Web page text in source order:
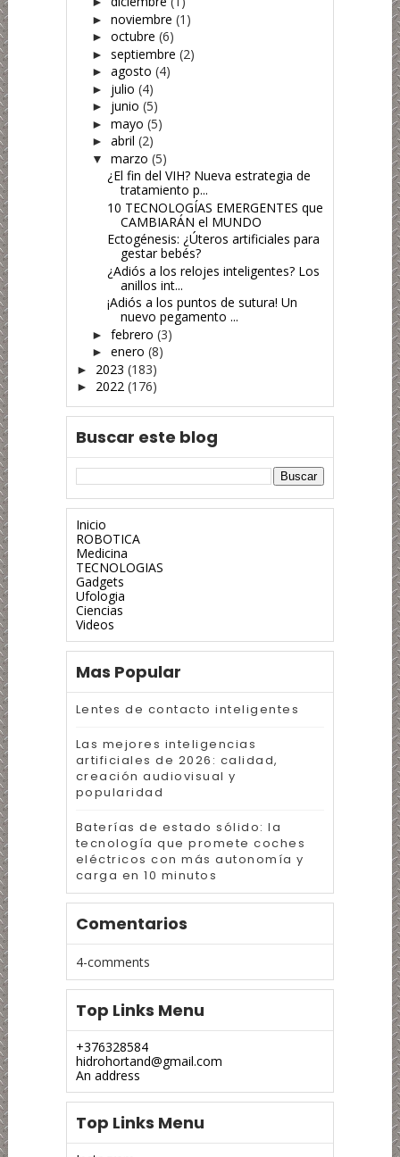
► noviembre (1)
► octubre (6)
► septiembre (2)
► agosto (4)
► julio (4)
► junio (5)
► mayo (5)
► abril (2)
▼ marzo (5)
¿El fin del VIH? Nueva estrategia de
tratamiento p...
10 TECNOLOGÍAS EMERGENTES que
CAMBIARÁN el MUNDO
Ectogénesis: ¿Úteros artificiales para
gestar bebés?
¿Adiós a los relojes inteligentes? Los
anillos int...
¡Adiós a los puntos de sutura! Un
nuevo pegamento ...
► febrero (3)
► enero (8)
► 2023 (183)
► 2022 (176)
Buscar este blog
Inicio
ROBOTICA
Medicina
TECNOLOGIAS
Gadgets
Ufologia
Ciencias
Videos
Mas Popular
Lentes de contacto inteligentes
Las mejores inteligencias
artificiales de 2026: calidad,
creación audiovisual y
popularidad
Baterías de estado sólido: la
tecnología que promete coches
eléctricos con más autonomía y
carga en 10 minutos
Comentarios
4-comments
Top Links Menu
+376328584
hidrohortand@gmail.com
An address
Top Links Menu